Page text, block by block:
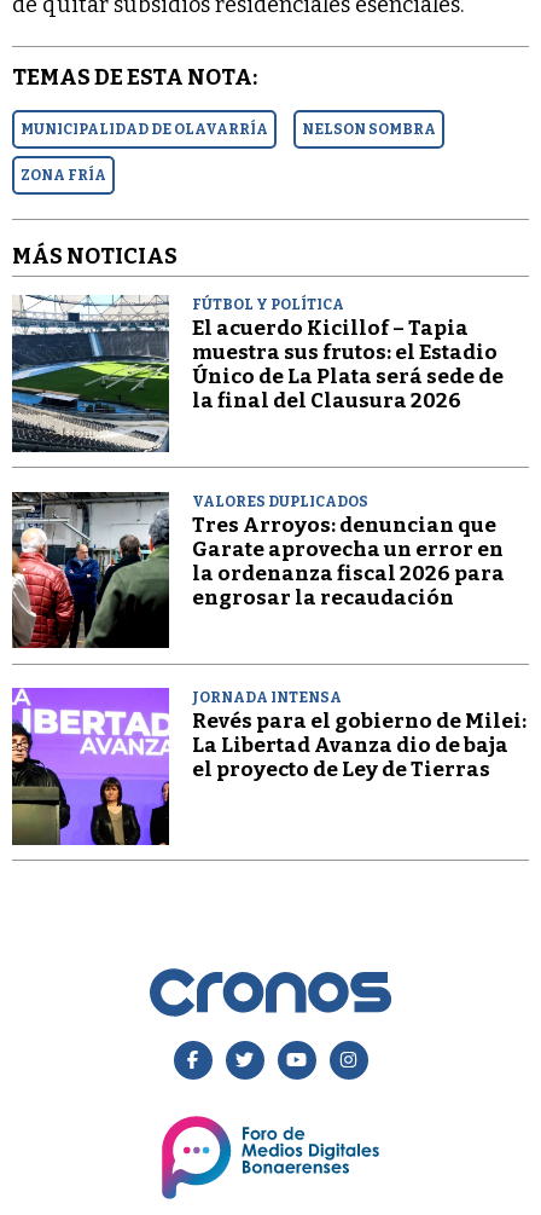
TEMAS DE ESTA NOTA:
MUNICIPALIDAD DE OLAVARRÍA NELSON SOMBRA
ZONA FRÍA
MÁS NOTICIAS
FÚTBOL Y POLÍTICA
El acuerdo Kicillof – Tapia
muestra sus frutos: el Estadio
Único de La Plata será sede de
la final del Clausura 2026
VALORES DUPLICADOS
Tres Arroyos: denuncian que
Garate aprovecha un error en
la ordenanza fiscal 2026 para
engrosar la recaudación
JORNADA INTENSA
Revés para el gobierno de Milei:
La Libertad Avanza dio de baja
el proyecto de Ley de Tierras